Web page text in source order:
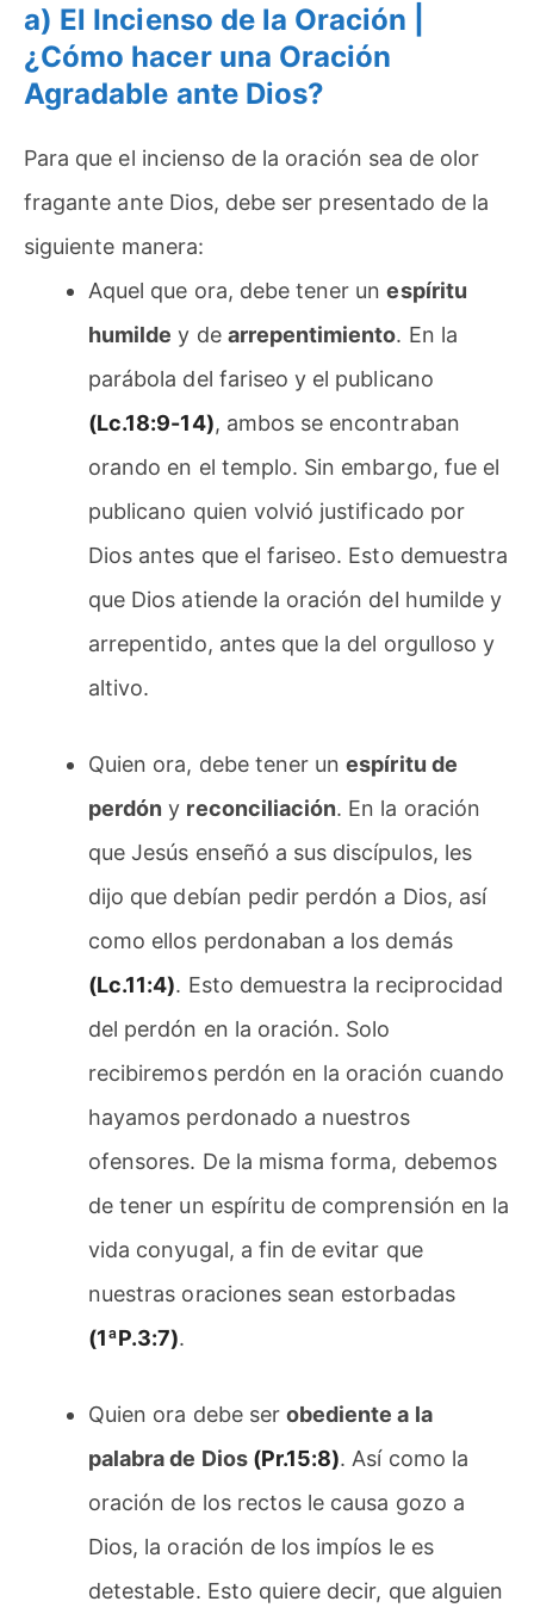
a) El Incienso de la Oración |
¿Cómo hacer una Oración
Agradable ante Dios?
Para que el incienso de la oración sea de olor
fragante ante Dios, debe ser presentado de la
siguiente manera:
Aquel que ora, debe tener unespíritu
humilde y de arrepentimiento. En la
parábola del fariseo y el publicano
(Lc.18:9-14), ambos se encontraban
orando en el templo. Sin embargo, fue el
publicano quien volvió justificado por
Dios antes que el fariseo. Esto demuestra
que Dios atiende la oración del humilde y
arrepentido, antes que la del orgulloso y
altivo.
Quien ora, debe tener unespíritu de
perdón y reconciliación. En la oración
que Jesús enseñó a sus discípulos, les
dijo que debían pedir perdón a Dios, así
como ellos perdonaban a los demás
(Lc.11:4). Esto demuestra la reciprocidad
del perdón en la oración. Solo
recibiremos perdón en la oración cuando
hayamos perdonado a nuestros
ofensores. De la misma forma, debemos
de tener un espíritu de comprensión en la
vida conyugal, a fin de evitar que
nuestras oraciones sean estorbadas
(1ªP.3:7).
Quien ora debe ser obediente a la
palabra de Dios (Pr.15:8). Así como la
oración de los rectos le causa gozo a
Dios, la oración de los impíos le es
detestable. Esto quiere decir, que alguien